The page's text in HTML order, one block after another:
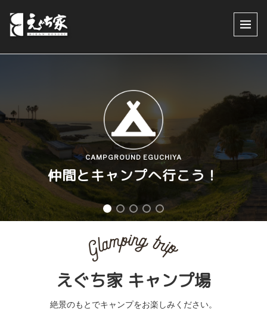
CAMPGROUND EGUCHIYA
仲間とキャンプへ行こう！
えぐち家 キャンプ場
絶景のもとでキャンプをお楽しみください。